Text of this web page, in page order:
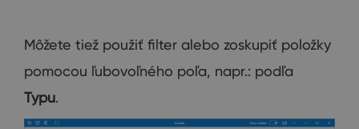
Môžete tiež použiť filter alebo zoskupiť položky
pomocou ľubovoľného poľa, napr.: podľa
Typu.